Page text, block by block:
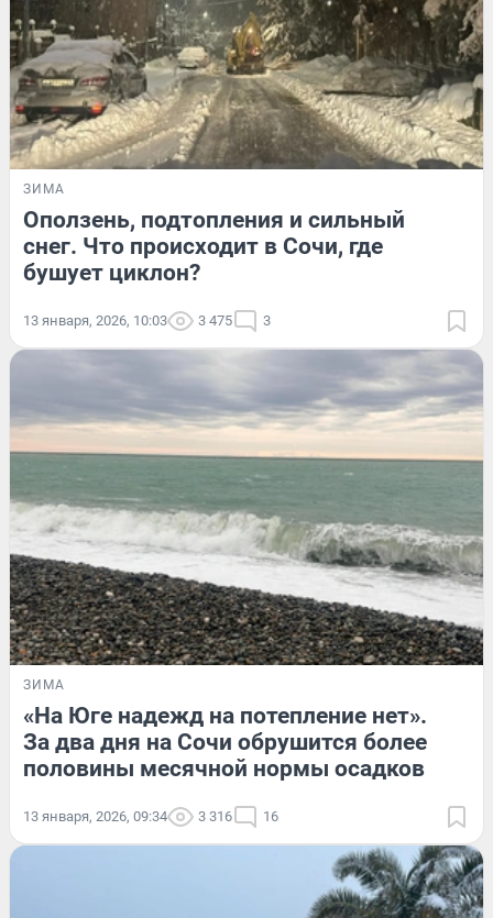
ЗИМА
Оползень, подтопления и сильный
снег. Что происходит в Сочи, где
бушует циклон?
13 января, 2026, 10:03 3 475 3
ЗИМА
«На Юге надежд на потепление нет».
За два дня на Сочи обрушится более
половины месячной нормы осадков
13 января, 2026, 09:34 3 316 16